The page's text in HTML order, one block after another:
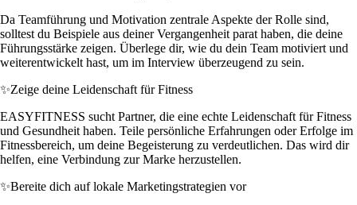
Da Teamführung und Motivation zentrale Aspekte der Rolle sind,
solltest du Beispiele aus deiner Vergangenheit parat haben, die deine
Führungsstärke zeigen. Überlege dir, wie du dein Team motiviert und
weiterentwickelt hast, um im Interview überzeugend zu sein.
✨Zeige deine Leidenschaft für Fitness
EASYFITNESS sucht Partner, die eine echte Leidenschaft für Fitness
und Gesundheit haben. Teile persönliche Erfahrungen oder Erfolge im
Fitnessbereich, um deine Begeisterung zu verdeutlichen. Das wird dir
helfen, eine Verbindung zur Marke herzustellen.
✨Bereite dich auf lokale Marketingstrategien vor